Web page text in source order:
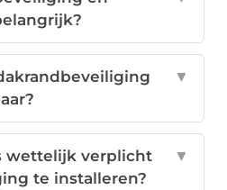
▼
wettelijk verplicht
te installeren?
▼